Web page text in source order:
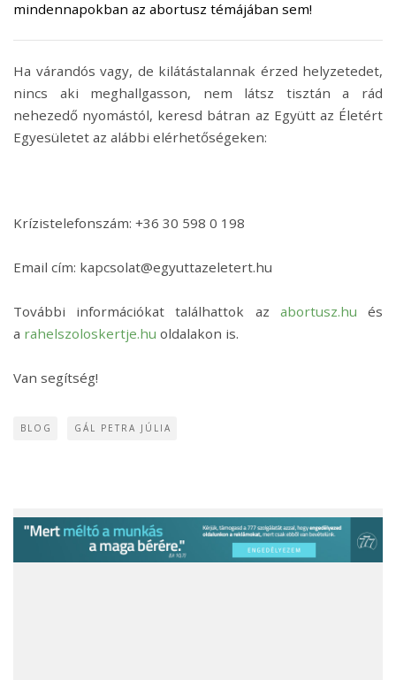
mindennapokban az abortusz témájában sem!
Ha várandós vagy, de kilátástalannak érzed helyzetedet,
nincs aki meghallgasson, nem látsz tisztán a rád
nehezedő nyomástól, keresd bátran az Együtt az Életért
Egyesületet az alábbi elérhetőségeken:
Krízistelefonszám: +36 30 598 0 198
Email cím: kapcsolat@egyuttazeletert.hu
További információkat találhattok az abortusz.hu és
a rahelszoloskertje.hu oldalakon is.
Van segítség!
BLOG GÁL PETRA JÚLIA